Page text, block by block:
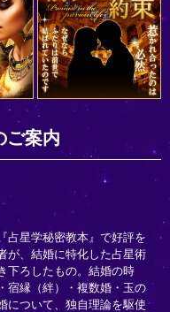
ご案内
占星学秘密教本』で好評を
が、結婚に特化した占星術
下ろしたもの。結婚の時
宿縁（絆）・複数婚・玉の
について、独自理論を駆使